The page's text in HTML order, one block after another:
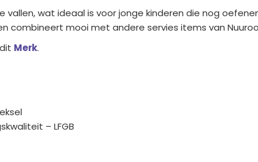
vallen, wat ideaal is voor jonge kinderen die nog
combineert mooi met andere servies items van
Merk.
– LFGB